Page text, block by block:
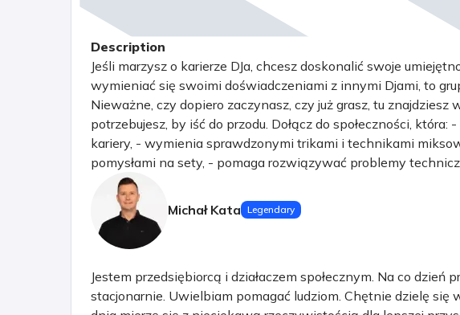
Description
Jeśli marzysz o karierze DJa, chcesz doskonalić swoje
wymieniać się swoimi doświadczeniami z innymi Djami, to
Nieważne, czy dopiero zaczynasz, czy już grasz, tu
potrzebujesz, by iść do przodu. Dołącz do społeczności,
kariery, - wymienia sprawdzonymi trikami i technikami
pomysłami na sety, - pomaga rozwiązywać problemy
podnosi na duchu w chwilach zwątpienia.
Michał Kata Legendary
Jestem przedsiębiorcą i działaczem społecznym. Na co
stacjonarnie. Uwielbiam pomagać ludziom. Chętnie dzielę się